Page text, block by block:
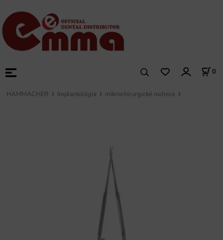
0
HAMMACHER Implantológia mikrochirurgické nožnice